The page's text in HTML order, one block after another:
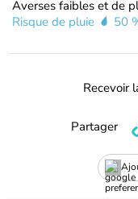
Averses faibles et de
Risque de pluie
50
Recevoir
Partager